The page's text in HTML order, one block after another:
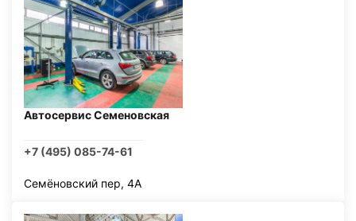
Автосервис Семеновская
+7 (495) 085-74-61
Семёновский пер, 4А